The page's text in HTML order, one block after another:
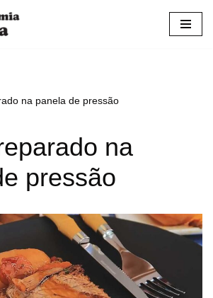
na panela de pressão
na
pressão